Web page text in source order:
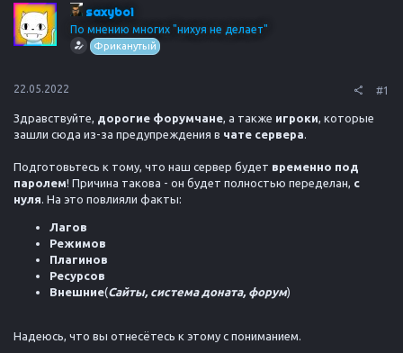
е
м
ы
ч
л
а
saxyboi
По мнению многих "нихуя не делает"
Фриканутый
22.05.2022 #1
Здравствуйте, дорогие форумчане, а также игроки, которые
зашли сюда из-за предупреждения в чате сервера.
Подготовьтесь к тому, что наш сервер будет временно под
паролем! Причина такова - он будет полностью переделан, с
нуля. На это повлияли факты:
Лагов
Режимов
Плагинов
Ресурсов
Внешние(Сайты, система доната, форум)
Надеюсь, что вы отнесётесь к этому с пониманием.